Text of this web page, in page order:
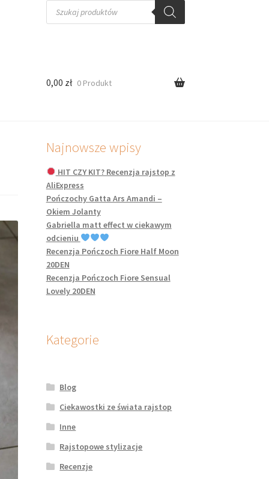
Wyszukiwarka
produktów
0,00 zł 0 Produkt
Najnowsze wpisy
HIT CZY KIT? Recenzja rajstop z
AliExpress
Pończochy Gatta Ars Amandi –
Okiem Jolanty
Gabriella matt effect w ciekawym
odcieniu
Recenzja Pończoch Fiore Half Moon
20DEN
Recenzja Pończoch Fiore Sensual
Lovely 20DEN
Kategorie
Blog
Ciekawostki ze świata rajstop
Inne
Rajstopowe stylizacje
Recenzje